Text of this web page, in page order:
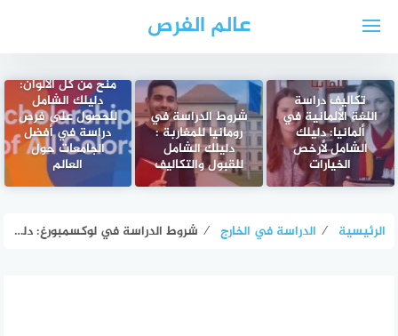
عالم الفرص
تكاليف دراسة
اللغة الألمانية في
ألمانيا: دليلك
الشامل لأرخص
الخيارات
شروط الدراسة في
رومانيا للمغاربة :
دليلك الشامل
للقبول والتكاليف
منح من كل الألوان:
دليلك الشامل
للحصول على فرص
دراسة في أفضل
الجامعات حول
العالم
الرئيسية ⁄ الدراسة في الخارج ⁄ شروط الدراسة في لوكسمبورغ: دليل شامل للطلاب الدوليين